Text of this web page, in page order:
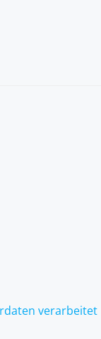
verarbeitet